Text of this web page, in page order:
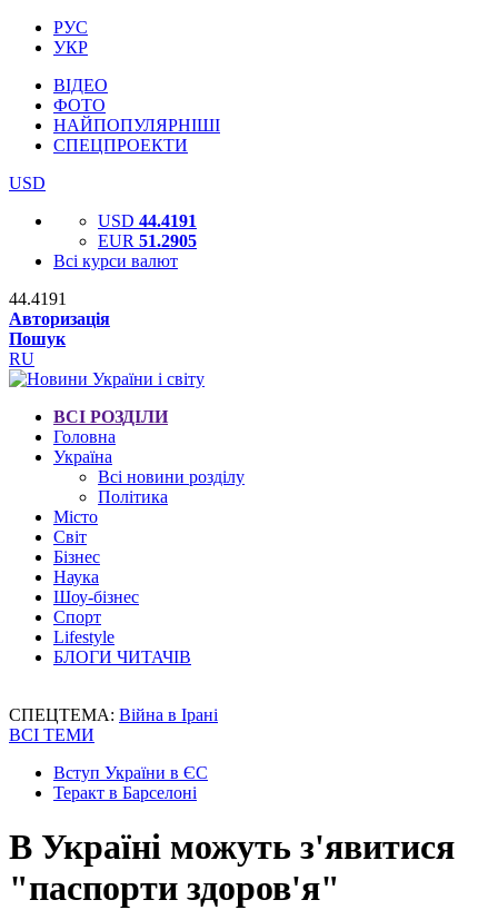
РУС
УКР
ВІДЕО
ФОТО
НАЙПОПУЛЯРНІШІ
СПЕЦПРОЕКТИ
USD
USD 44.4191
EUR 51.2905
Всі курси валют
44.4191
Авторизація
Пошук
RU
ВСІ РОЗДІЛИ
Головна
Україна
Всі новини розділу
Політика
Місто
Світ
Бізнес
Наука
Шоу-бізнес
Спорт
Lifestyle
БЛОГИ ЧИТАЧІВ
СПЕЦТЕМА: Війна в Ірані
ВСІ ТЕМИ
Вступ України в ЄС
Теракт в Барселоні
В Україні можуть з'явитися
"паспорти здоров'я"